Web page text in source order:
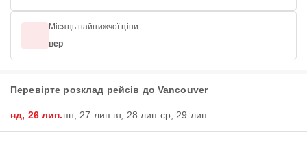
Місяць найнижчої ціни
вер
Перевірте розклад рейсів до Vancouver
нд, 26 лип.пн, 27 лип. вт, 28 лип. ср, 29 лип.